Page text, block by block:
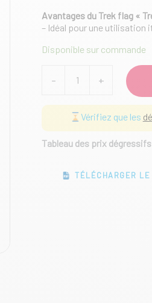
Avantages du Trek flag «
– Idéal pour une utilisation
Disponible sur commande
-
voile
X
sur
+
Vérifiez que les
Tableau des prix
TÉLÉCHARGER